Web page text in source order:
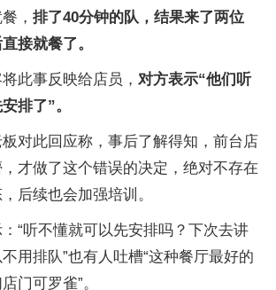
， 排了40分钟的队，结果来了两位
接就餐了。
此事反映给店员， 对方表示“他们听
排了”。
对此回应称，事后了解得知，前台店
才做了这个错误的决定，绝对不存在
后续也会加强培训。
“听不懂就可以先安排吗？下次去讲
用排队”也有人吐槽“这种餐厅最好的
门可罗雀”。